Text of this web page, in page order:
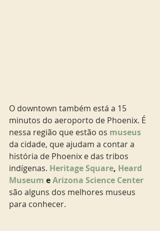
O downtown também está a 15
minutos do aeroporto de Phoenix. É
nessa região que estão os museus
da cidade, que ajudam a contar a
história de Phoenix e das tribos
indígenas. Heritage Square, Heard
Museum e Arizona Science Center
são alguns dos melhores museus
para conhecer.